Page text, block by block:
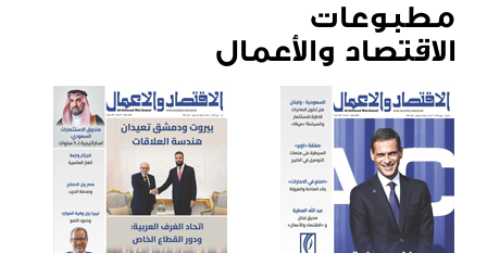
مطبوعات
الاقتصاد والأعمال